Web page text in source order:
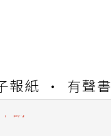
報紙 有聲書
暫停部分閱讀服務